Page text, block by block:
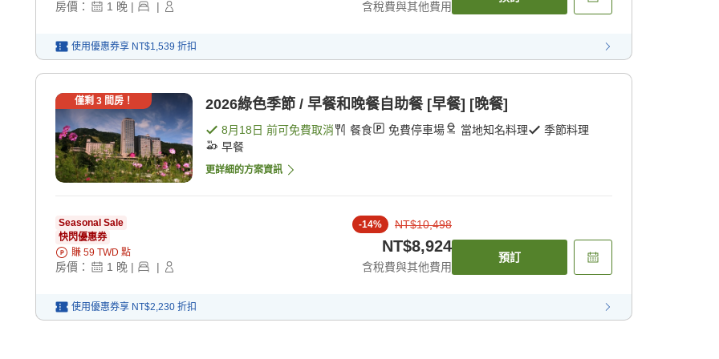
房價： 1 晚 | | 含稅費與其他費用
使用優惠券享 NT$1,539 折扣
僅剩 3間房！ 2026綠色季節 / 早餐和晚餐自助餐 [早餐] [晚餐]
8月18日 前可免費取消 餐食 免費停車場 當地知名料理
季節料理
早餐
更詳細的方案資訊
Seasonal Sale
快閃優惠券
賺 59 TWD 點
房價： 1 晚 | |
-14% NT$10,498
NT$8,924
含稅費與其他費用
預訂
使用優惠券享 NT$2,230 折扣